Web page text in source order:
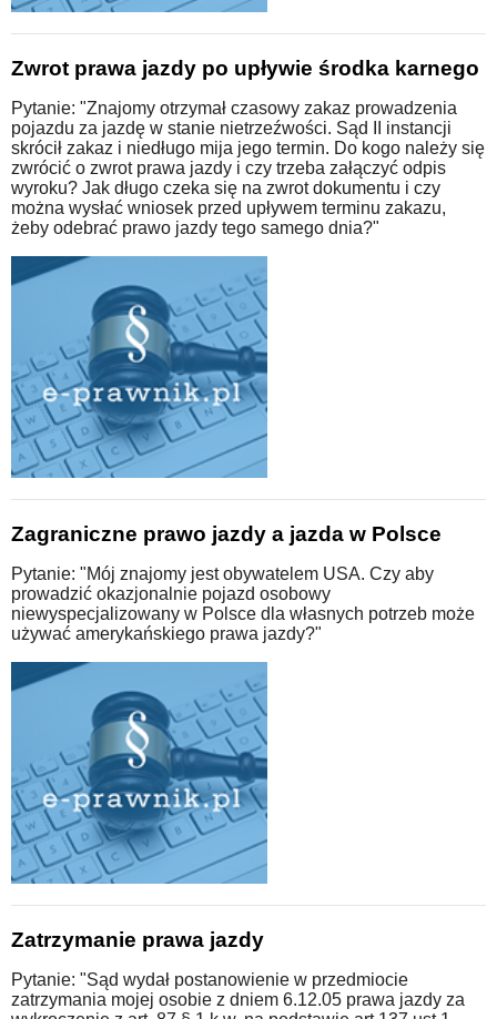
Zwrot prawa jazdy po upływie środka karnego
Pytanie: "Znajomy otrzymał czasowy zakaz prowadzenia
pojazdu za jazdę w stanie nietrzeźwości. Sąd II instancji
skrócił zakaz i niedługo mija jego termin. Do kogo należy się
zwrócić o zwrot prawa jazdy i czy trzeba załączyć odpis
wyroku? Jak długo czeka się na zwrot dokumentu i czy
można wysłać wniosek przed upływem terminu zakazu,
żeby odebrać prawo jazdy tego samego dnia?"
Zagraniczne prawo jazdy a jazda w Polsce
Pytanie: "Mój znajomy jest obywatelem USA. Czy aby
prowadzić okazjonalnie pojazd osobowy
niewyspecjalizowany w Polsce dla własnych potrzeb może
używać amerykańskiego prawa jazdy?"
Zatrzymanie prawa jazdy
Pytanie: "Sąd wydał postanowienie w przedmiocie
zatrzymania mojej osobie z dniem 6.12.05 prawa jazdy za